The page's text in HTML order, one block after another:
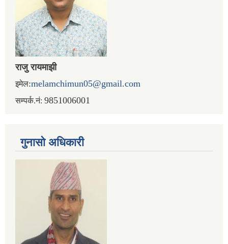
राजु रायमाझी
इमेल:melamchimun05@gmail.com
सम्पर्क.नं: 9851006001
गुनासो अधिकारी